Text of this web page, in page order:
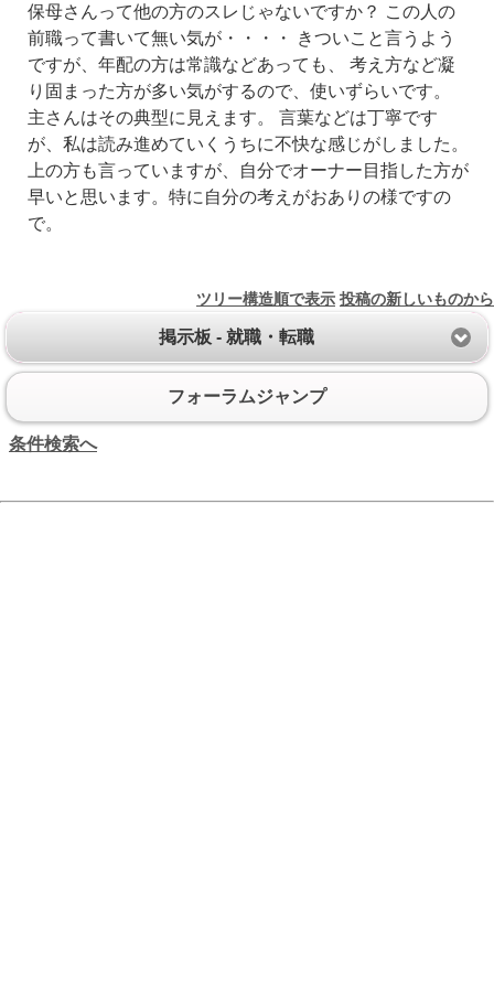
保母さんって他の方のスレじゃないですか？ この人の
前職って書いて無い気が・・・・ きついこと言うよう
ですが、年配の方は常識などあっても、 考え方など凝
り固まった方が多い気がするので、使いずらいです。
主さんはその典型に見えます。 言葉などは丁寧です
が、私は読み進めていくうちに不快な感じがしました。
上の方も言っていますが、自分でオーナー目指した方が
早いと思います。特に自分の考えがおありの様ですの
で。
ツリー構造順で表示 投稿の新しいものから
掲示板 - 就職・転職
フォーラムジャンプ
条件検索へ